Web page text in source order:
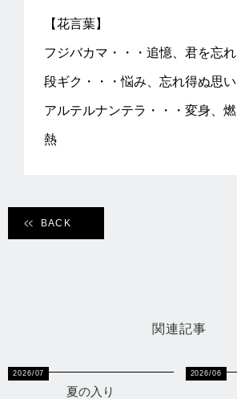
【花言葉】
フジバカマ・・・追憶、君を忘
段ギク・・・悩み、忘れ得ぬ思い
アルテルナンテラ・・・変身、
熱
BACK
関連記事
2026/07
夏の入り
2026/06